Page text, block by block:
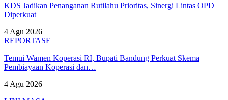
KDS Jadikan Penanganan Rutilahu Prioritas, Sinergi Lintas OPD
Diperkuat
4 Agu 2026
REPORTASE
Temui Wamen Koperasi RI, Bupati Bandung Perkuat Skema
Pembiayaan Koperasi dan…
4 Agu 2026